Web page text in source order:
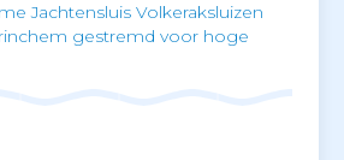
Jachtensluis Volkeraksluizen
gestremd voor hoge